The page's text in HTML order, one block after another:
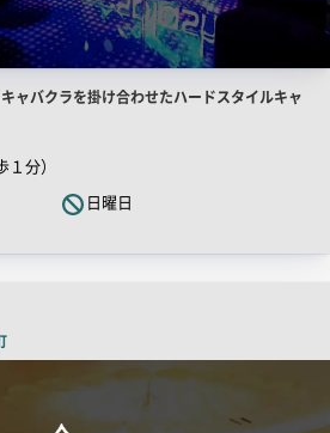
ャバクラを掛け合わせたハードスタイルキャ
分）
日曜日